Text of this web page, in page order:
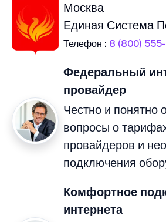
Москва
Единая Система
Телефон : 8 (800)
Федеральный
провайдер
Честно и понятно
вопросы о
провайдеров и
подключения
Комфортное
интернета